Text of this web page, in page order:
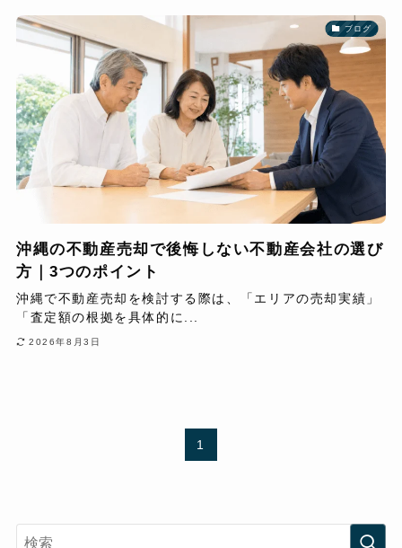
ブログ
沖縄の不動産売却で後悔しない不動産会社の選び
方｜3つのポイント
沖縄で不動産売却を検討する際は、「エリアの売却実績」
「査定額の根拠を具体的に...
2026年8月3日
1